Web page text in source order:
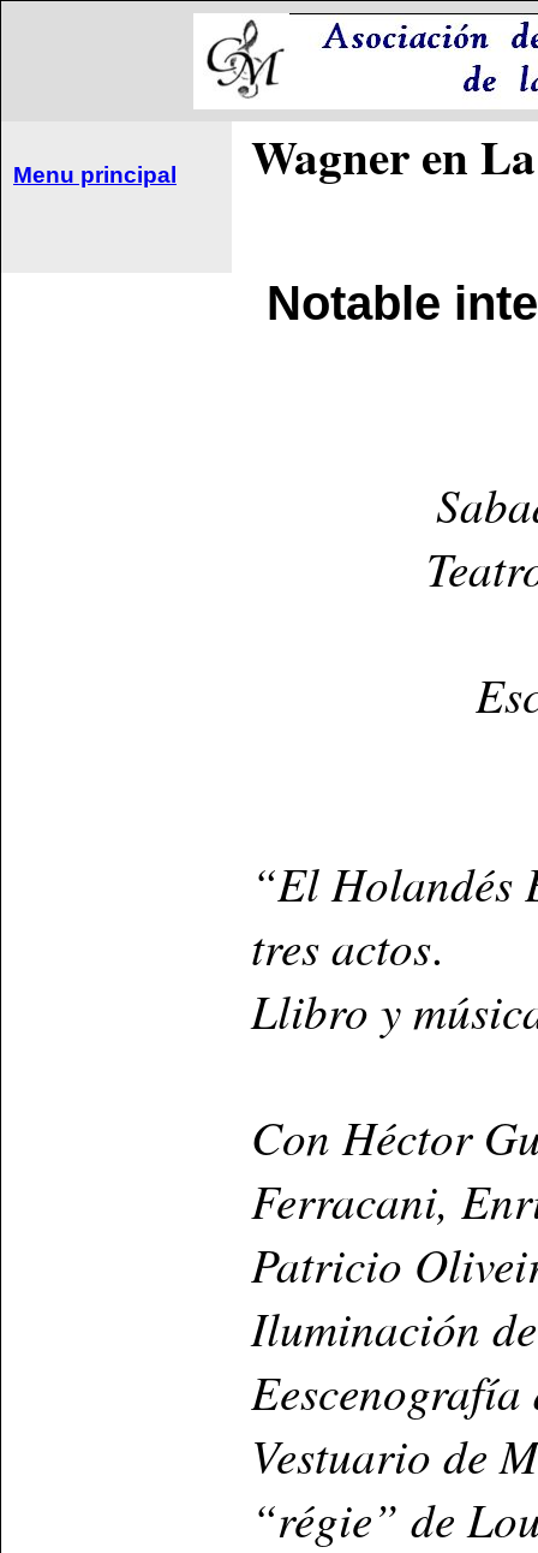
Menu principal Wagner en
Notable
“El Holandés
tres actos.
Llibro y
Con Héctor
Ferracani,
Patricio
Iluminación
Vestuario de
“régie” de